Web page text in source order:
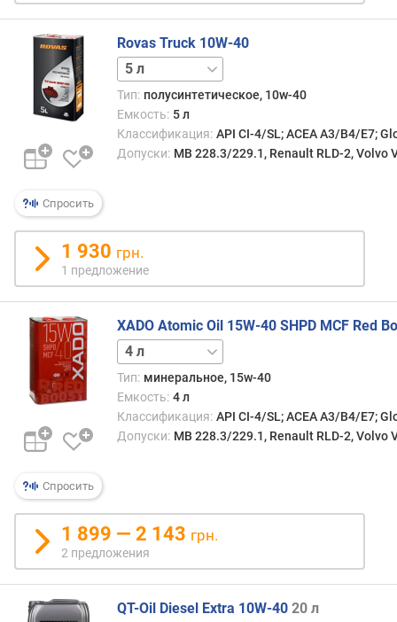
Спросить
Rovas Truck 10W-40
4 л 20 л
Тип: полусинтетическое, 10w-40
Емкость: 5 л
Классификация: API CI-4/SL; ACEA A3/B4/E7;
Допуски: MB 228.3/229.1, Renault RLD-2, Volvo
1 930 грн.
1 предложение
Спросить
XADO Atomic Oil 15W-40 SHPD MCF Red
1 л
Тип: минеральное, 15w-40
Емкость: 4 л
Классификация: API CI-4/SL; ACEA А3/B4/Е7;
Допуски: MB 228.3/229.1, Renault RLD-2, Volvo
1 899 — 2 143 грн.
2 предложения
QT-Oil Diesel Extra 10W-40 20 л